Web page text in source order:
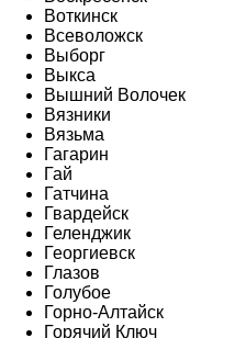
Воткинск
Всеволожск
Выборг
Выкса
Вышний Волочек
Вязники
Вязьма
Гагарин
Гай
Гатчина
Гвардейск
Геленджик
Георгиевск
Глазов
Голубое
Горно-Алтайск
Горячий Ключ